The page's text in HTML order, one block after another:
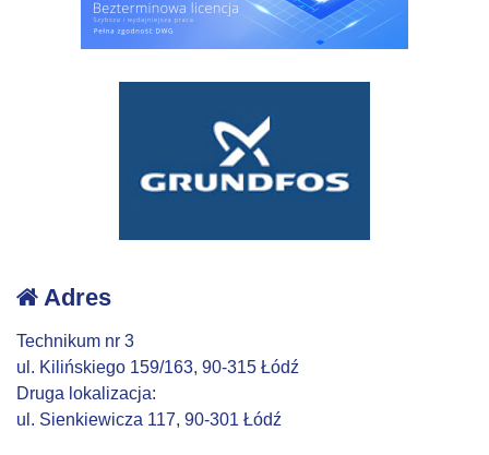
Adres
Technikum nr 3
ul. Kilińskiego 159/163, 90-315 Łódź
Druga lokalizacja:
ul. Sienkiewicza 117, 90-301 Łódź